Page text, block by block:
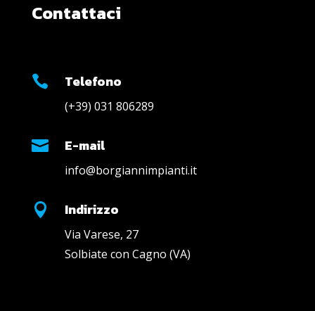
Contattaci
 Telefono
(+39) 031 806289
 E-mail
info@borgiannimpianti.it
 Indirizzo
Via Varese, 27
Solbiate con Cagno (VA)